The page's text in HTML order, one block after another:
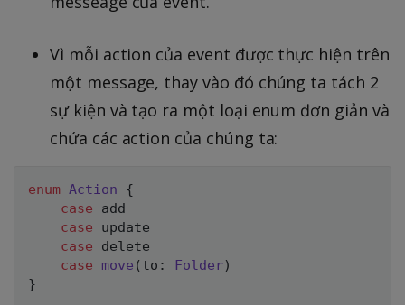
Vì mỗi action của event được thực hiện trên
một message, thay vào đó chúng ta tách 2
sự kiện và tạo ra một loại enum đơn giản và
chứa các action của chúng ta:
enum Action
{
case add
case update
case delete
case
move ( to : Folder)
}